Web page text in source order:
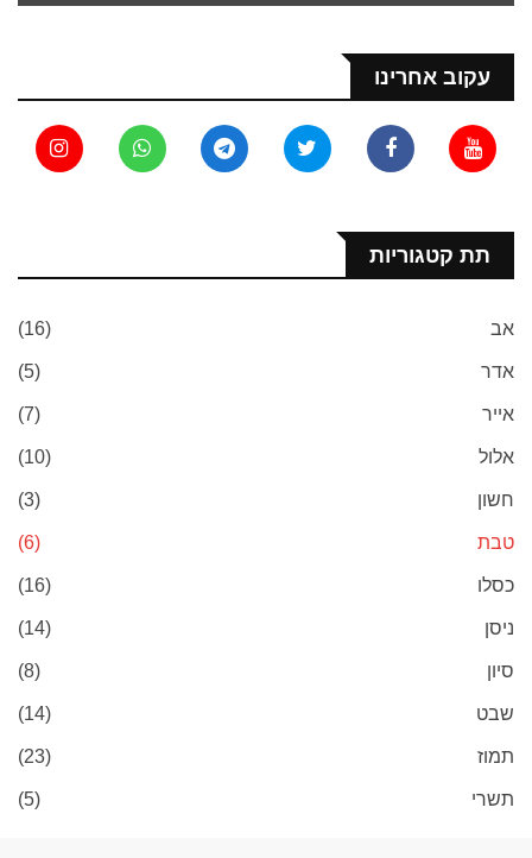
עקוב אחרינו
תת קטגוריות
אב (16)
אדר (5)
אייר (7)
אלול (10)
חשון (3)
טבת (6)
כסלו (16)
ניסן (14)
סיון (8)
שבט (14)
תמוז (23)
תשרי (5)